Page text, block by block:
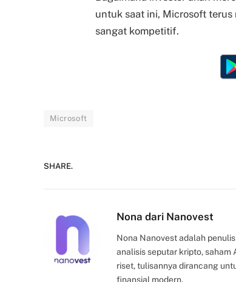
untuk saat ini, Microsoft
sangat kompetitif.
Microsoft
SHARE.
Nona dari Nanovest
Nona Nanovest adalah
analisis seputar kripto, saham
riset, tulisannya dirancang
finansial modern.